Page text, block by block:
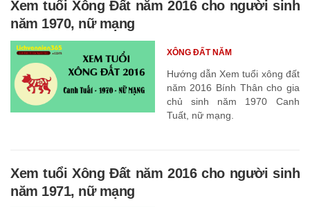
Xem tuổi Xông Đất năm 2016 cho người sinh
năm 1970, nữ mạng
Hướng dẫn Xem tuổi xông đất
năm 2016 Bính Thân cho gia
chủ sinh năm 1970 Canh
Tuất, nữ mạng.
XÔNG ĐẤT NĂM
Xem tuổi Xông Đất năm 2016 cho người sinh
năm 1971, nữ mạng